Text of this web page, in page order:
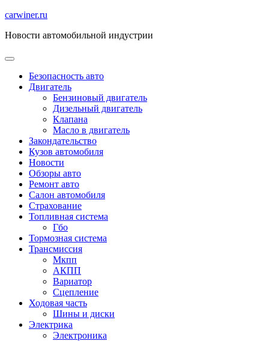
Перейти
содержимому
carwiner.ru
Новости автомобильной индустрии
Безопасность авто
Двигатель
Бензиновый двигатель
Дизельный двигатель
Клапана
Масло в двигатель
Закондательство
Кузов автомобиля
Новости
Обзоры авто
Ремонт авто
Салон автомобиля
Страхование
Топливная система
Гбо
Тормозная система
Трансмиссия
Мкпп
АКПП
Вариатор
Сцепление
Ходовая часть
Шины и диски
Электрика
Электроника